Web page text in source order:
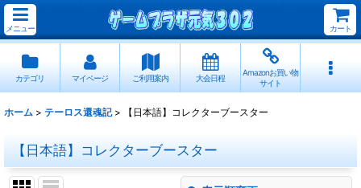
メニュー カート
カテゴリ マイページ ご利用案内 大会日程
Amazonお買い物
サイト
ホーム > テーロス還魂記 > 【日本語】コレクターブースター
【日本語】コレクターブースター